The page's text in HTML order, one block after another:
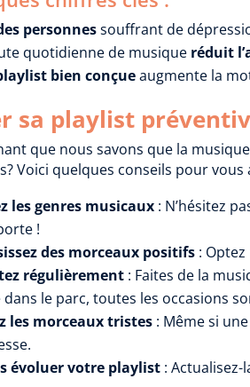
personnessouffrant de
quotidienne de musique réduit
bien conçueaugmente la
sa playlist
que nous savons que la
Voici quelques conseils pour
les genres musicaux : N’hésitez
!
des morceaux positifs :
régulièrement : Faites de la
dans le parc, toutes les occasions
les morceaux tristes : Même si
évoluer votre playlist :